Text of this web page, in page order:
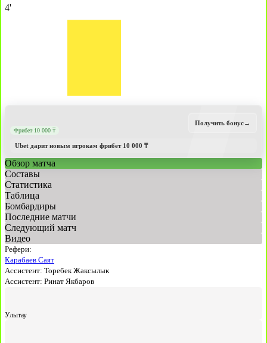
4'
Фрибет 10 000 ₸
Ubet дарит новым игрокам фрибет 10 000 ₸
Получить бонус→
Обзор матча
Составы
Статистика
Таблица
Бомбардиры
Последние матчи
Следующий матч
Видео
Рефери:
Карабаев Саят
Ассистент: Торебек Жаксылык
Ассистент: Ринат Якбаров
Улытау